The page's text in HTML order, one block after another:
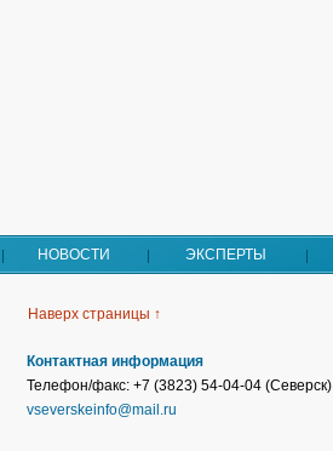
НОВОСТИ ЭКСПЕРТЫ
Наверх страницы ↑
Контактная информация
Телефон/факс: +7 (3823) 54-04-04 (Северск)
vseverskeinfo@mail.ru